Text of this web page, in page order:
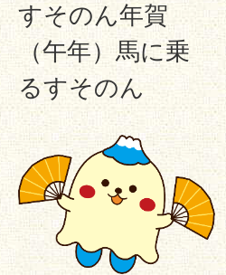
すそのん年賀
（午年）馬に乗
るすそのん